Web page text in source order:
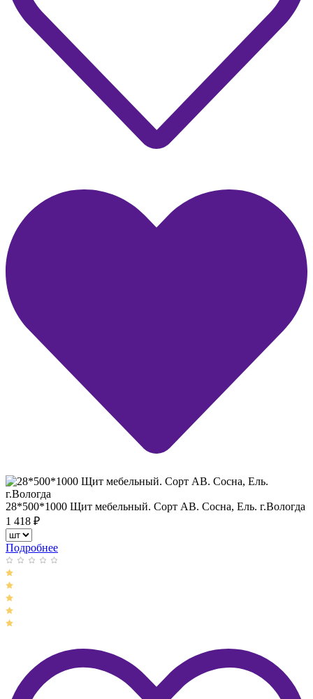
28*500*1000 Щит мебельный. Сорт АВ. Сосна, Ель. г.Вологда
1 418 ₽
Подробнее